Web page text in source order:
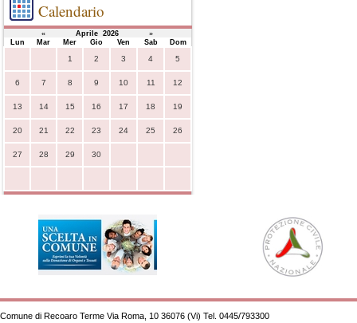
Calendario
« Aprile 2026
»
Lun
Mar Mer Gio Ven Sab
Dom
1
2 3 4 5
6 7 8 9 10 11 12
13 14 15 16 17 18 19
20 21 22 23 24 25 26
27 28 29 30
Comune di Recoaro Terme Via Roma, 10 36076 (Vi) Tel. 0445/793300